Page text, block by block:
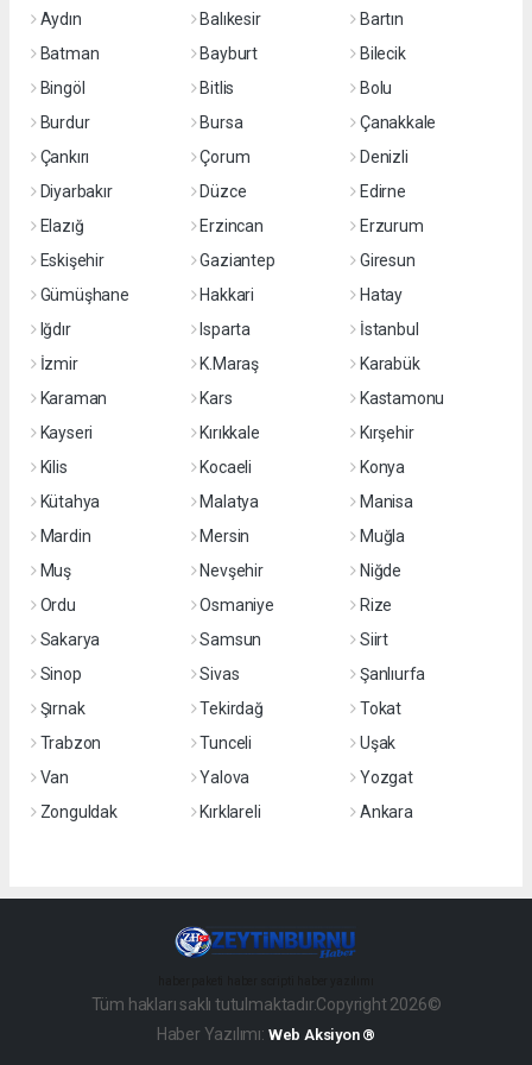
Aydın
Balıkesir
Bartın
Batman
Bayburt
Bilecik
Bingöl
Bitlis
Bolu
Burdur
Bursa
Çanakkale
Çankırı
Çorum
Denizli
Diyarbakır
Düzce
Edirne
Elazığ
Erzincan
Erzurum
Eskişehir
Gaziantep
Giresun
Gümüşhane
Hakkari
Hatay
Iğdır
Isparta
İstanbul
İzmir
K.Maraş
Karabük
Karaman
Kars
Kastamonu
Kayseri
Kırıkkale
Kırşehir
Kilis
Kocaeli
Konya
Kütahya
Malatya
Manisa
Mardin
Mersin
Muğla
Muş
Nevşehir
Niğde
Ordu
Osmaniye
Rize
Sakarya
Samsun
Siirt
Sinop
Sivas
Şanlıurfa
Şırnak
Tekirdağ
Tokat
Trabzon
Tunceli
Uşak
Van
Yalova
Yozgat
Zonguldak
Kırklareli Ankara
Tüm hakları saklı tutulmaktadır.Copyright 2026©
Haber Yazılımı: Web Aksiyon ®